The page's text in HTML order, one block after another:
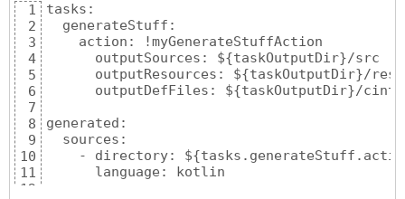
1
2
3
4
5
6
7
8
9
10
11
12
tasks:
  generateStuff:
    action: !myGenerateStuffAction
      outputSources: ${taskOutputDir}/src
      outputResources: ${taskOutputDir}/res
outputDefFiles: ${taskOutputDir}/
generated:
  sources:
- directory:
      language: kotlin